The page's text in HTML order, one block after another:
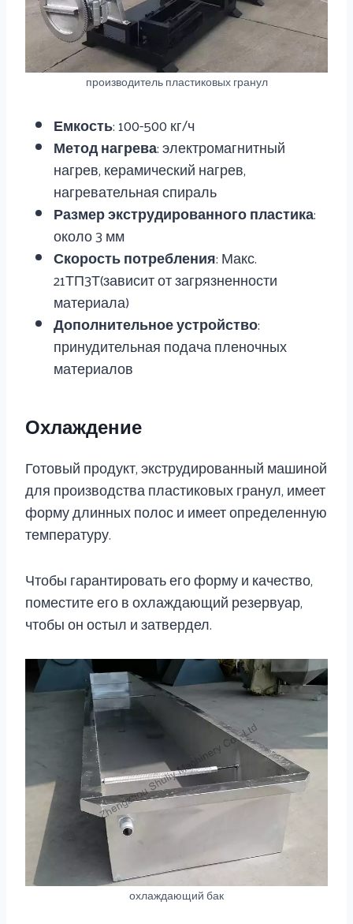
производитель пластиковых гранул
Емкость: 100-500 кг/ч
Метод нагрева: электромагнитный
нагрев, керамический нагрев,
нагревательная спираль
Размер экструдированного пластика:
около 3 мм
Скорость потребления: Макс.
21ТП3Т(зависит от загрязненности
материала)
Дополнительное устройство:
принудительная подача пленочных
материалов
Охлаждение
Готовый продукт, экструдированный машиной
для производства пластиковых гранул, имеет
форму длинных полос и имеет определенную
температуру.
Чтобы гарантировать его форму и качество,
поместите его в охлаждающий резервуар,
чтобы он остыл и затвердел.
охлаждающий бак